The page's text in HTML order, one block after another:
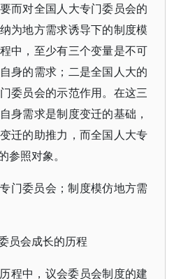
而对全国人大专门委员会的
为地方需求诱导下的制度模
中，至少有三个变量是不可
身的需求；二是全国人大的
委员会的示范作用。在这三
身需求是制度变迁的基础，
迁的助推力，而全国人大专
参照对象。
门委员会；制度模仿地方需
员会成长的历程
程中，议会委员会制度的建